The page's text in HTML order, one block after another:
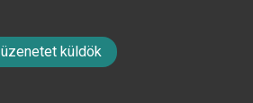
üzenetet küldök